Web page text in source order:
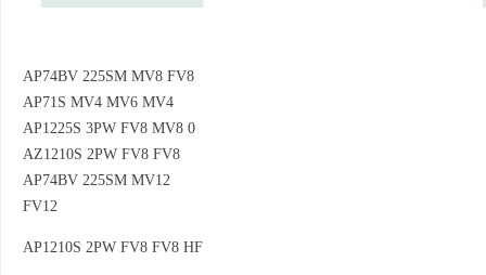
AP74BV 225SM MV8 FV8
AP71S MV4 MV6 MV4
AP1225S 3PW FV8 MV8 0
AZ1210S 2PW FV8 FV8
AP74BV 225SM MV12
FV12
AP1210S 2PW FV8 FV8 HF